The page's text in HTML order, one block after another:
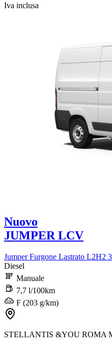
Iva inclusa
Nuovo
JUMPER LCV
Jumper Furgone Lastrato L2H2
Diesel
Manuale
7,7 l/100km
F (203 g/km)
STELLANTIS &YOU ROMA